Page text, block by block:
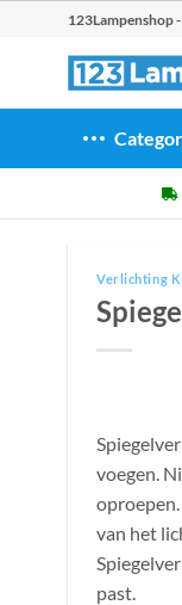
123Lampenshop
Verlichting
voegen.
van het
past.